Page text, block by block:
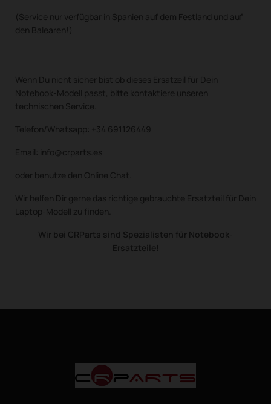
(Service nur verfügbar in Spanien auf dem Festland und auf
den Balearen!)
Wenn Du nicht sicher bist ob dieses Ersatzeil für Dein
Notebook-Modell passt, bitte kontaktiere unseren
technischen Service.
Telefon/Whatsapp: +34 691126449
Email: info@crparts.es
oder benutze den Online Chat.
Wir helfen Dir gerne das richtige gebrauchte Ersatzteil für Dein
Laptop-Modell zu finden.
Wir bei CRParts sind Spezialisten für Notebook-
Ersatzteile!